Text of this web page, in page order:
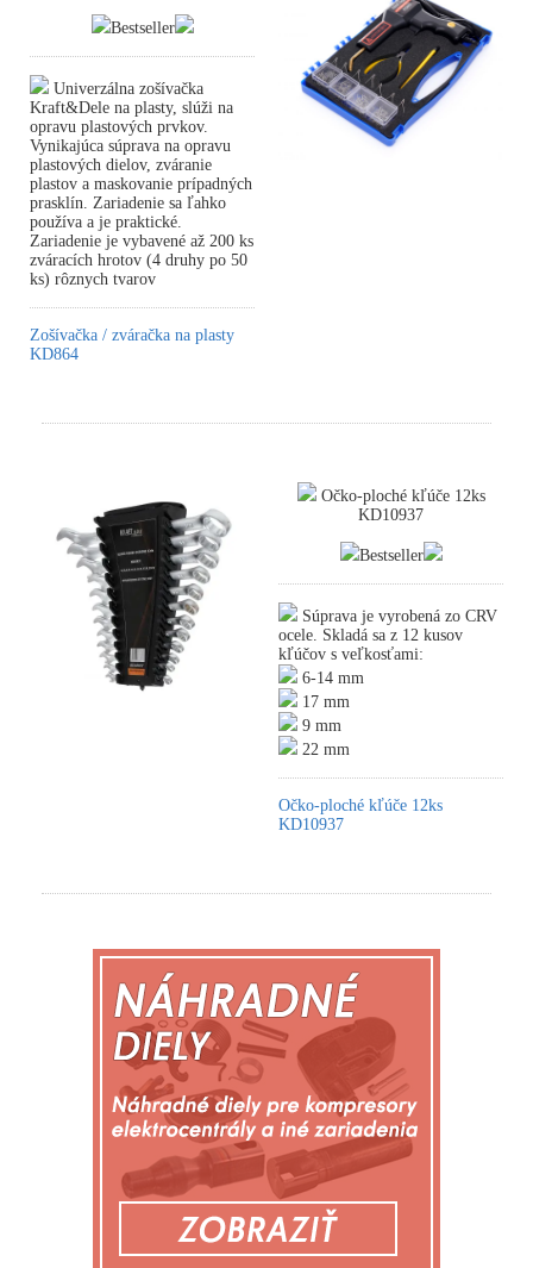
Bestseller
Univerzálna zošívačka
Kraft&Dele na plasty, slúži na
opravu plastových prvkov.
Vynikajúca súprava na opravu
plastových dielov, zváranie
plastov a maskovanie prípadných
prasklín. Zariadenie sa ľahko
používa a je praktické.
Zariadenie je vybavené až 200 ks
zváracích hrotov (4 druhy po 50
ks) rôznych tvarov
Zošívačka / zváračka na plasty
KD864
Očko-ploché kľúče 12ks
KD10937
Bestseller
Súprava je vyrobená zo CRV
ocele. Skladá sa z 12 kusov
kľúčov s veľkosťami:
6-14 mm
17 mm
9 mm
22 mm
Očko-ploché kľúče 12ks
KD10937